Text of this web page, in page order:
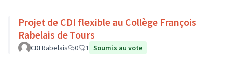
Projet de CDI flexible au Collège François
Rabelais de Tours
CDI Rabelais 0 1 Soumis au vote